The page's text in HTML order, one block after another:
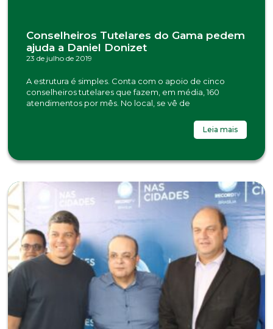
Conselheiros Tutelares do Gama pedem
ajuda a Daniel Donizet
23 de julho de 2019
A estrutura é simples. Conta com o apoio de cinco
conselheiros tutelares que fazem, em média, 160
atendimentos por mês. No local, se vê de
Leia mais